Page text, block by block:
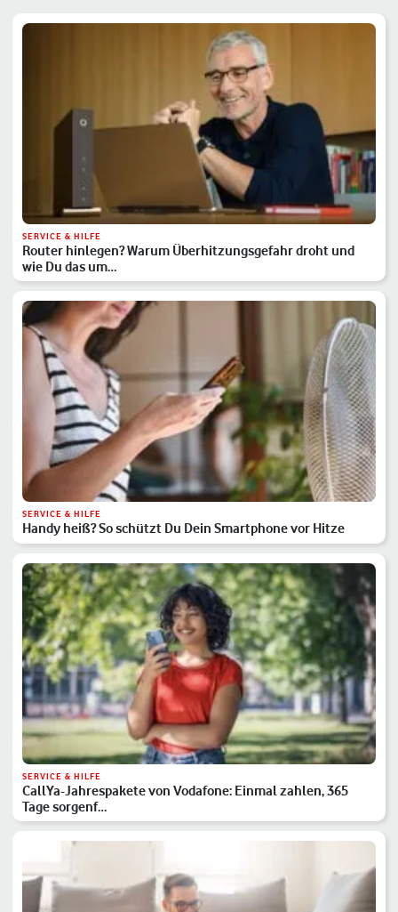
SERVICE & HILFE
Router hinlegen? Warum Überhitzungsgefahr droht und
wie Du das um…
SERVICE & HILFE
Handy heiß? So schützt Du Dein Smartphone vor Hitze
SERVICE & HILFE
CallYa-Jahrespakete von Vodafone: Einmal zahlen, 365
Tage sorgenf…